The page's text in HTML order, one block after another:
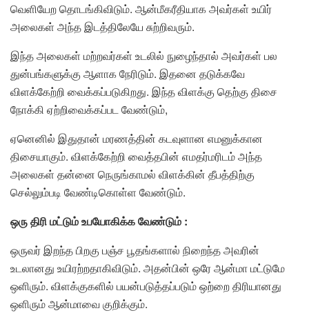
வெளியேற தொடங்கிவிடும். ஆன்மீகரீதியாக அவர்கள் உயிர்
அலைகள் அந்த இடத்திலேயே சுற்றிவரும்.
இந்த அலைகள் மற்றவர்கள் உடலில் நுழைந்தால் அவர்கள் பல
துன்பங்களுக்கு ஆளாக நேரிடும். இதனை தடுக்கவே
விளக்கேற்றி வைக்கப்படுகிறது. இந்த விளக்கு தெற்கு திசை
நோக்கி ஏற்றிவைக்கப்பட வேண்டும்,
ஏனெனில் இதுதான் மரணத்தின் கடவுளான எமனுக்கான
திசையாகும். விளக்கேற்றி வைத்தபின் எமதர்மரிடம் அந்த
அலைகள் தன்னை நெருங்காமல் விளக்கின் தீபத்திற்கு
செல்லும்படி வேண்டிகொள்ள வேண்டும்.
ஒரு திரி மட்டும் உபயோகிக்க வேண்டும் :
ஒருவர் இறந்த பிறகு பஞ்ச பூதங்களால் நிறைந்த அவரின்
உடலானது உயிரற்றதாகிவிடும். அதன்பின் ஒரே ஆன்மா மட்டுமே
ஒளிரும். விளக்குகளில் பயன்படுத்தப்படும் ஒற்றை திரியானது
ஒளிரும் ஆன்மாவை குறிக்கும்.